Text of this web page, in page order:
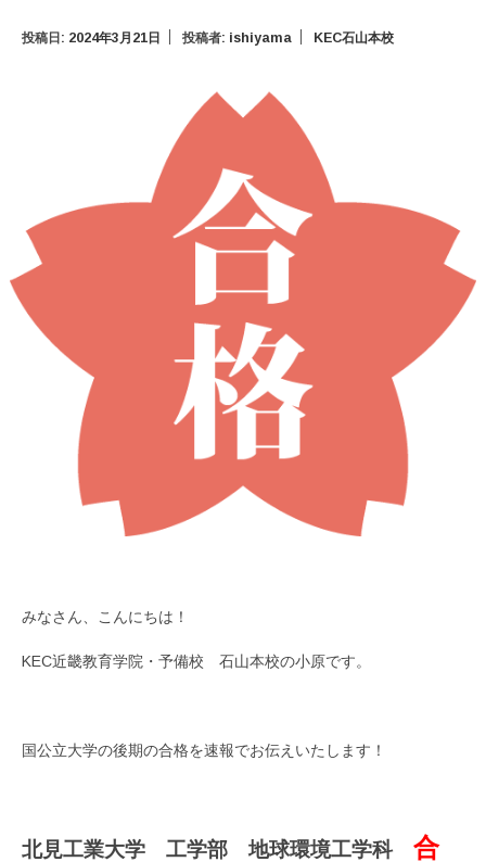
投稿日: 2024年3月21日 投稿者: ishiyama KEC石山本校
みなさん、こんにちは！
KEC近畿教育学院・予備校 石山本校の小原です。
国公立大学の後期の合格を速報でお伝えいたします！
北見工業大学 工学部 地球環境工学科 合